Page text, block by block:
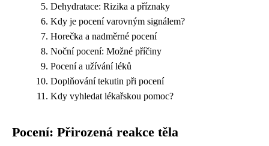
Dehydratace: Rizika a příznaky
Kdy je pocení varovným signálem?
Horečka a nadměrné pocení
Noční pocení: Možné příčiny
Pocení a užívání léků
Doplňování tekutin při pocení
Kdy vyhledat lékařskou pomoc?
Pocení: Přirozená reakce těla